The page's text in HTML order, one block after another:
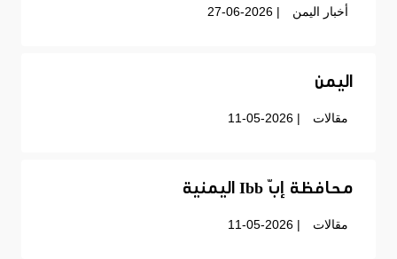
أخبار اليمن | 27-06-2026
اليمن
مقالات | 11-05-2026
محافظة إبّ Ibb اليمنية
مقالات | 11-05-2026